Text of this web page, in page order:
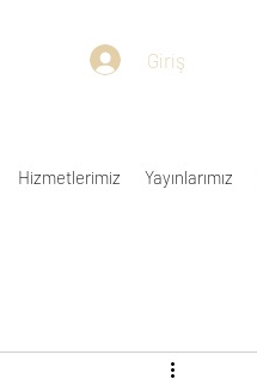
Giriş
Hizmetlerimiz Yayınlarımız